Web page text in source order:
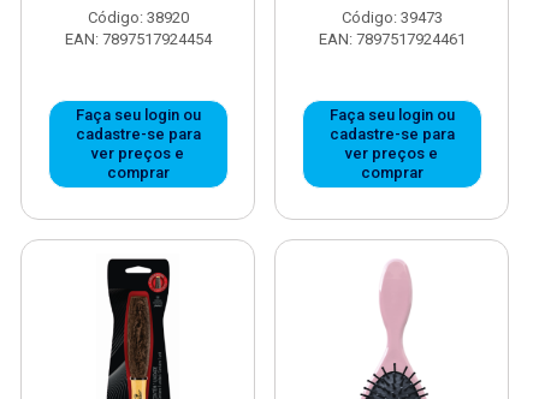
Código: 38920
EAN: 7897517924454
Faça seu login ou
cadastre-se para
ver preços e
comprar
Código: 39473
EAN: 7897517924461
Faça seu login ou
cadastre-se para
ver preços e
comprar